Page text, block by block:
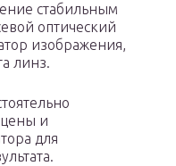
стабильным
оптический
изображения,
линз.
и
для